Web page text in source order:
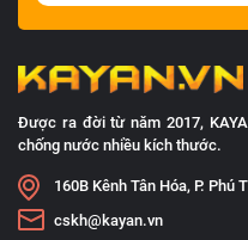
Được ra đời từ năm 2017,
chống nước nhiều kích thước.
160B Kênh Tân Hóa, P. Phú
cskh@kayan.vn